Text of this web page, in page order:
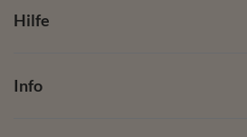
Hilfe
Info